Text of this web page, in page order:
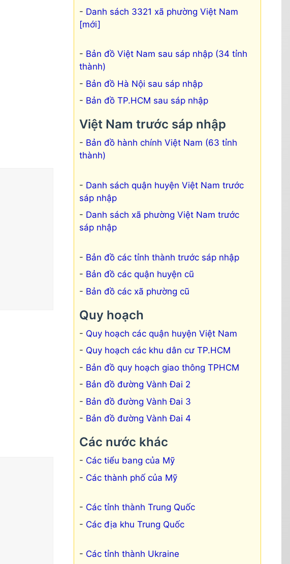
Danh sách 3321 xã phường Việt Nam
[mới]
Bản đồ Việt Nam sau sáp nhập (34 tỉnh
thành)
Bản đồ Hà Nội sau sáp nhập
Bản đồ TP.HCM sau sáp nhập
Việt Nam trước sáp nhập
Bản đồ hành chính Việt Nam (63 tỉnh
thành)
Danh sách quận huyện Việt Nam trước
sáp nhập
Danh sách xã phường Việt Nam trước
sáp nhập
Bản đồ các tỉnh thành trước sáp nhập
Bản đồ các quận huyện cũ
Bản đồ các xã phường cũ
Quy hoạch
Quy hoạch các quận huyện Việt Nam
Quy hoạch các khu dân cư TP.HCM
Bản đồ quy hoạch giao thông TPHCM
Bản đồ đường Vành Đai 2
Bản đồ đường Vành Đai 3
Bản đồ đường Vành Đai 4
Các nước khác
Các tiểu bang của Mỹ
Các thành phố của Mỹ
Các tỉnh thành Trung Quốc
Các địa khu Trung Quốc
Các tỉnh thành Ukraine